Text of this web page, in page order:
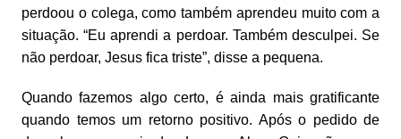
perdoou o colega, como também aprendeu muito com a
situação. “Eu aprendi a perdoar. Também desculpei. Se
não perdoar, Jesus fica triste”, disse a pequena.
Quando fazemos algo certo, é ainda mais gratificante
quando temos um retorno positivo. Após o pedido de